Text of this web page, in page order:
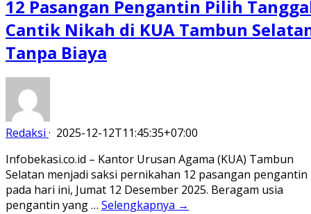
12 Pasangan Pengantin Pilih
Cantik Nikah di KUA Tambun
Tanpa Biaya
Redaksi · 2025-12-12T11:45:35+07:00
Infobekasi.co.id – Kantor Urusan Agama (KUA) Tambun
Selatan menjadi saksi pernikahan 12 pasangan pengantin
pada hari ini, Jumat 12 Desember 2025. Beragam usia
pengantin yang … Selengkapnya →